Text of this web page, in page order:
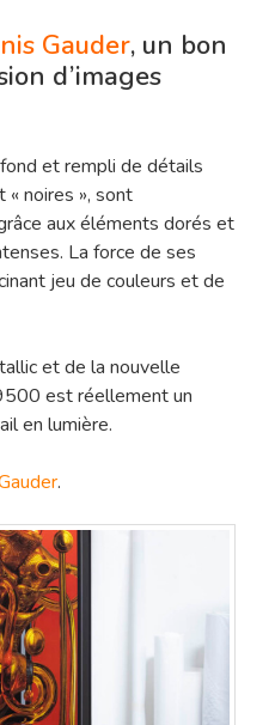
Gauder, un bon
d’images
et rempli de détails
noires », sont
aux éléments dorés et
La force de ses
jeu de couleurs et de
et de la nouvelle
est réellement un
en lumière.
.
Sélection De
Tirage FineArt
Papiers Labellisés
Encadrements Et
Finitions